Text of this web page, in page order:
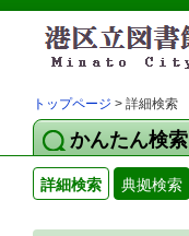
トップページ > 詳細検索
かんたん検索
詳細検索 典拠検索